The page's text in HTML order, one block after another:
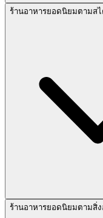
ร้านอาหารยอดนิยมตามส
ร้านอาหารยอดนิยมตามสิ่